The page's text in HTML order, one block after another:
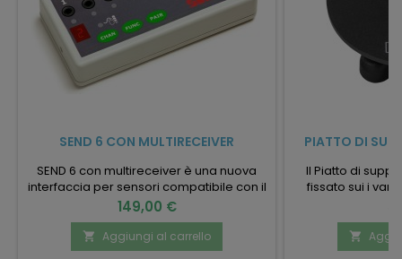
SEND 6 CON MULTIRECEIVER
SEND 6 con multireceiver è una nuova
interfaccia per sensori compatibile con il
ricevitore della gamma Simply Works
multireceiver. 24.09.24.003 - Interfaccia
per sensori
Prezzo
149,00 €
 Aggiungi al carrello
PIATTO DI
Il Piatto di
fissato sui i
Braccio
